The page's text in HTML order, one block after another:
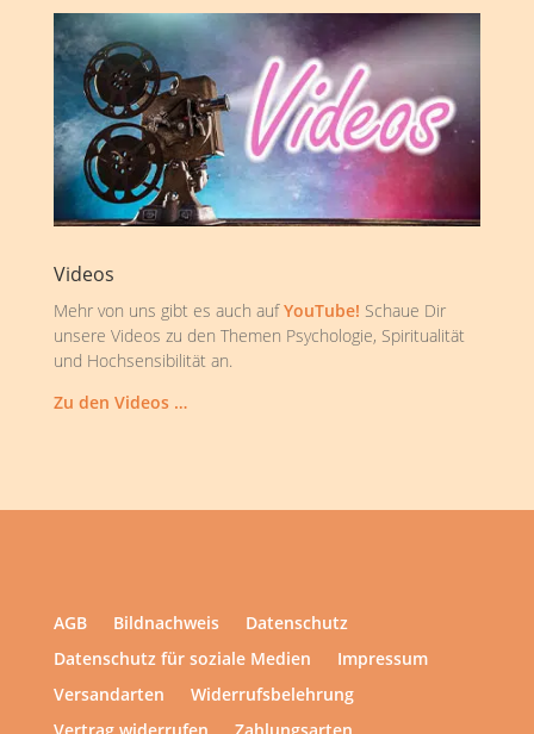
Videos
Mehr von uns gibt es auch aufYouTube! Schaue Dir
unsere Videos zu den Themen Psychologie, Spiritualität
und Hochsensibilität an.
Zu den Videos …
AGB Bildnachweis
Datenschutz
Datenschutz für soziale Medien
Impressum
Versandarten
Widerrufsbelehrung